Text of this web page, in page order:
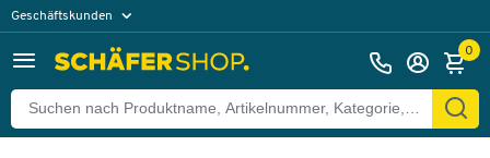
Geschäftskunden
0
Zurück